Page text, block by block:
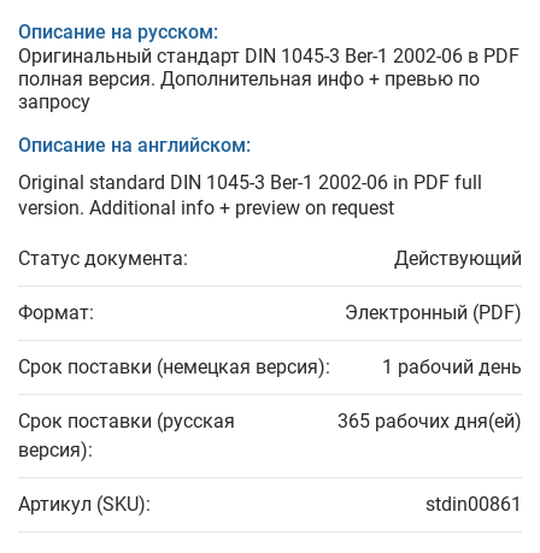
Описание на русском:
Оригинальный стандарт DIN 1045-3 Ber-1 2002-06 в PDF
полная версия. Дополнительная инфо + превью по
запросу
Описание на английском:
Original standard DIN 1045-3 Ber-1 2002-06 in PDF full
version. Additional info + preview on request
Статус документа: Действующий
Формат: Электронный (PDF)
Срок поставки (немецкая версия): 1 рабочий день
Срок поставки (русская
версия):
365 рабочих дня(ей)
Артикул (SKU): stdin00861